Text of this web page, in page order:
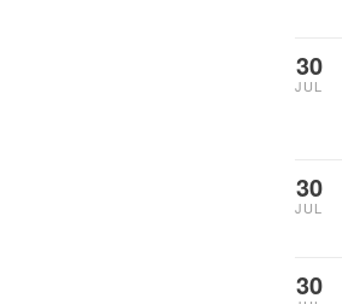
30
JUL
30
JUL
30